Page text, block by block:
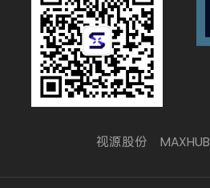
视源股份 MAXHUB